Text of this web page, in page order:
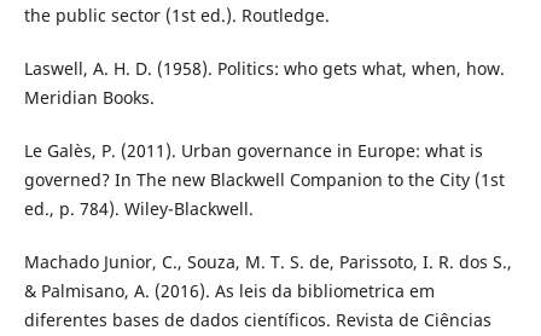
the public sector (1st ed.). Routledge.
Laswell, A. H. D. (1958). Politics: who gets what, when, how.
Meridian Books.
Le Galès, P. (2011). Urban governance in Europe: what is
governed? In The new Blackwell Companion to the City (1st
ed., p. 784). Wiley-Blackwell.
Machado Junior, C., Souza, M. T. S. de, Parissoto, I. R. dos S.,
& Palmisano, A. (2016). As leis da bibliometrica em
diferentes bases de dados científicos. Revista de Ciências